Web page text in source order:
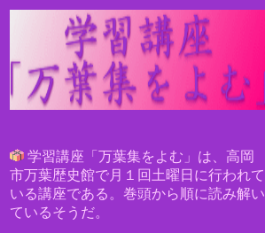
学習講座「万葉集をよむ」は、高岡
市万葉歴史館で月１回土曜日に行われて
いる講座である。 巻頭から順に読み解い
ているそうだ。